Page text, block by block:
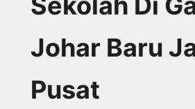
Johar Baru
Pusat